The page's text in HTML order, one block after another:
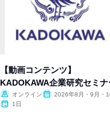
【動画コンテンツ】
KADOKAWA企業研究セミナ
オンライン
2026年8月・9月・
1日